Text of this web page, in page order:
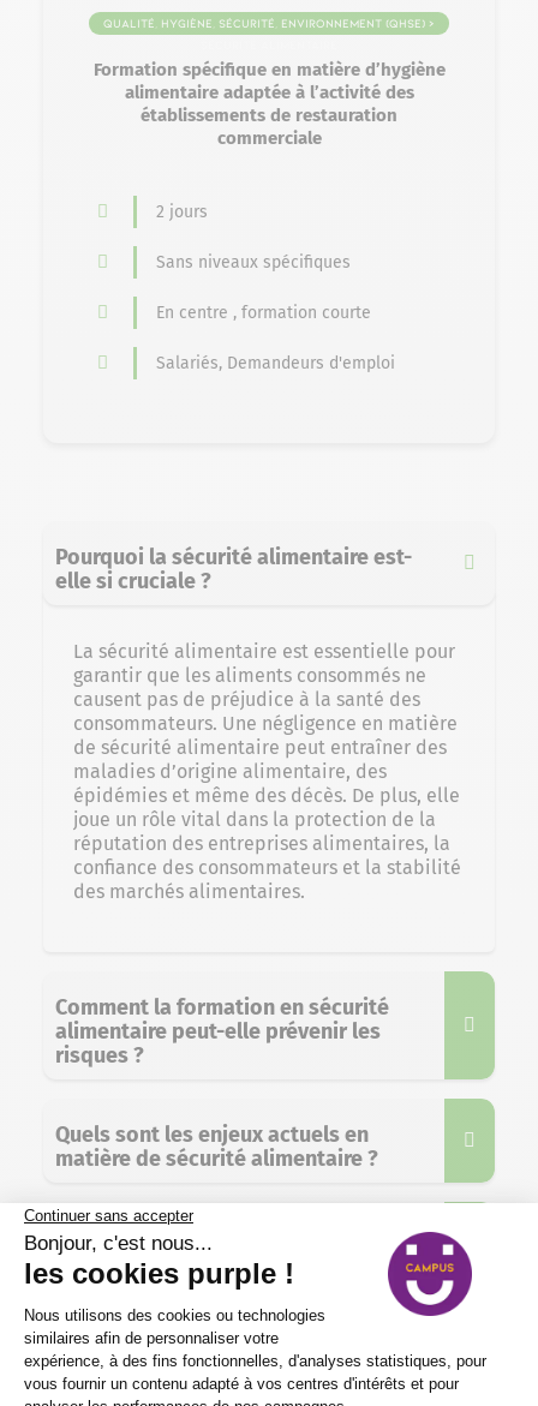
Qualité, Hygiène, Sécurité, Environnement (QHSE) >
Formation spécifique en matière d’hygiène
alimentaire adaptée à l’activité des
établissements de restauration
commerciale
2 jours
Sans niveaux spécifiques
En centre , formation courte
Salariés, Demandeurs d'emploi
Pourquoi la sécurité alimentaire est-
elle si cruciale ?
La sécurité alimentaire est essentielle pour
garantir que les aliments consommés ne
causent pas de préjudice à la santé des
consommateurs. Une négligence en matière
de sécurité alimentaire peut entraîner des
maladies d’origine alimentaire, des
épidémies et même des décès. De plus, elle
joue un rôle vital dans la protection de la
réputation des entreprises alimentaires, la
confiance des consommateurs et la stabilité
des marchés alimentaires.
Comment la formation en sécurité
alimentaire peut-elle prévenir les
risques ?
Quels sont les enjeux actuels en
matière de sécurité alimentaire ?
Comment Purple Campus forme-t-il
aux normes de sécurité alimentaire ?